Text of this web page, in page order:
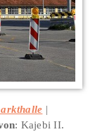
: Kajebi II.